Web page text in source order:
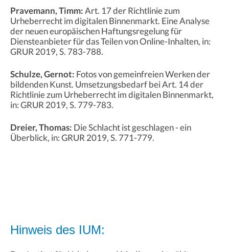
Pravemann, Timm:Art. 17 der Richtlinie zum
Urheberrecht im digitalen Binnenmarkt. Eine Analyse
der neuen europäischen Haftungsregelung für
Diensteanbieter für das Teilen von Online-Inhalten, in:
GRUR 2019, S. 783-788.
Schulze, Gernot: Fotos von gemeinfreien Werken der
bildenden Kunst. Umsetzungsbedarf bei Art. 14 der
Richtlinie zum Urheberrecht im digitalen Binnenmarkt,
in: GRUR 2019, S. 779-783.
Dreier, Thomas: Die Schlacht ist geschlagen - ein
Überblick, in: GRUR 2019, S. 771-779.
Hinweis des IUM: